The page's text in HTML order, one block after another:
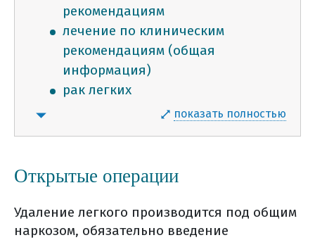
рекомендациям
лечение по клиническим
рекомендациям (общая
информация)
рак легких
причины развития рака легких
классификация tnm
стадирование
подтверждение (верификация)
показать полностью
Открытые операции
Удаление легкого производится под общим
наркозом, обязательно введение